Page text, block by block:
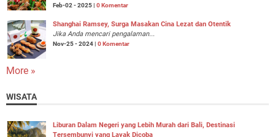
Feb-02 - 2025 | 0 Komentar
Shanghai Ramsey, Surga Masakan Cina Lezat dan Otentik
Jika Anda mencari pengalaman...
Nov-25 - 2024 | 0 Komentar
More »
WISATA
Liburan Dalam Negeri yang Lebih Murah dari Bali, Destinasi
Tersembunyi yang Layak Dicoba